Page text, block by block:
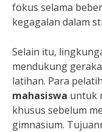
fokus selama
kegagalan dalam
Selain itu,
mendukung
latihan. Para
mahasiswa untuk
khusus sebelum
gimnasium.